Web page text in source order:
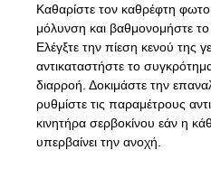
Καθαρίστε τον καθρέφτη
μόλυνση και βαθμονομήστε
Ελέγξτε την πίεση κενού της
αντικαταστήστε το
διαρροή. Δοκιμάστε την
ρυθμίστε τις παραμέτρους
κινητήρα σερβοκίνου εάν η
υπερβαίνει την ανοχή.